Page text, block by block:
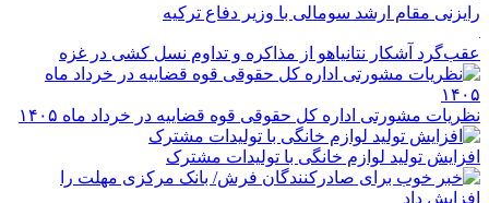
رایزنی مقام ارشد سومالی با وزیر دفاع ترکیه
عقب‌گرد آشکار نتانیاهو از مذاکره و تداوم نسل کشی در غزه
نظریات مشورتی اداره کل حقوقی قوه قضاییه در خرداد ماه ۱۴۰۵
افزایش تولید لوازم خانگی با تولیدات مشترک